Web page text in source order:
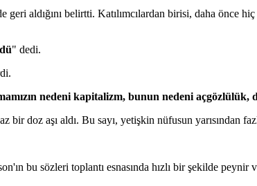
aldığını belirtti. Katılımcılardan birisi, daha önce
" dedi.
nedeni kapitalizm, bunun nedeni açgözlülük,
doz aşı aldı. Bu sayı, yetişkin nüfusun yarısından
bu sözleri toplantı esnasında hızlı bir şekilde